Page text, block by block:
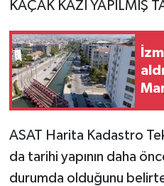
KAÇAK KAZI YAPILMIŞ
ASAT Harita Kadastro
da tarihi yapının daha
durumda olduğunu